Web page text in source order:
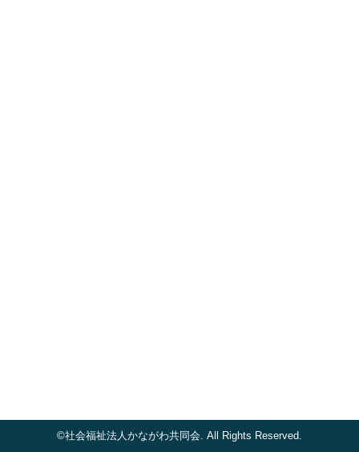
©社会福祉法人かながわ共同会. All Rights Reserved.